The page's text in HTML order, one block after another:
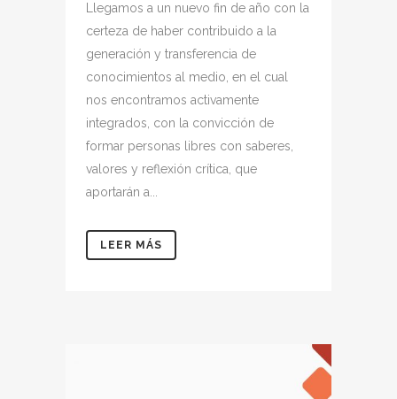
Llegamos a un nuevo fin de año con la
certeza de haber contribuido a la
generación y transferencia de
conocimientos al medio, en el cual
nos encontramos activamente
integrados, con la convicción de
formar personas libres con saberes,
valores y reflexión crítica, que
aportarán a...
LEER MÁS